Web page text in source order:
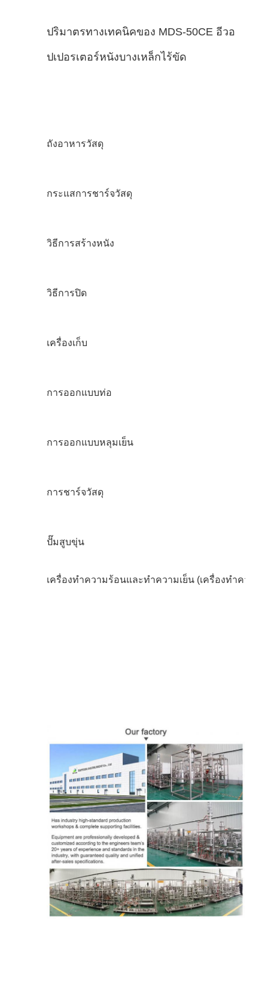
ปริมาตรทางเทคนิคของ MDS-50CE อีวอ
ปเปอรเตอร์หนังบางเหล็กไร้ขัด
ถังอาหารวัสดุ
กระแสการชาร์จวัสดุ
วิธีการสร้างหนัง
วิธีการปิด
เครื่องเก็บ
การออกแบบท่อ
การออกแบบหลุมเย็น
การชาร์จวัสดุ
ปั๊มสูบขุ่น
เครื่องทําความร้อนและทําความเย็น (เครื่องทําความ